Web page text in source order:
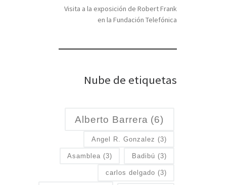
Visita a la exposición de Robert Frank
en la Fundación Telefónica
Nube de etiquetas
Alberto Barrera (6)
Angel R. Gonzalez (3)
Asamblea (3) Badibú (3)
carlos delgado (3)